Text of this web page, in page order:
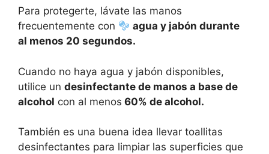
Para protegerte, lávate las manos
frecuentemente con
agua y jabón durante
al menos 20 segundos.
Cuando no haya agua y jabón disponibles,
utilice un desinfectante de manos a base de
alcohol con al menos 60% de alcohol.
También es una buena idea llevar toallitas
desinfectantes para limpiar las superficies que